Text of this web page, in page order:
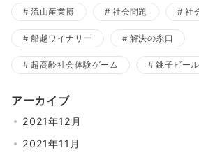
流山産業博 社会問題 社
船越ワイナリー 解決の糸口
超高齢社会体験ゲーム 銚子ビール
アーカイブ
2021年12月
2021年11月